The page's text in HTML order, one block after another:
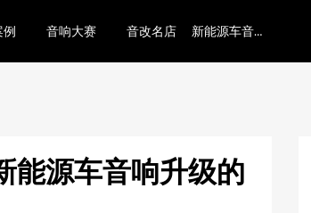
音响大赛 音改名店 新能源车音响底层逻辑
能源车音响升级的